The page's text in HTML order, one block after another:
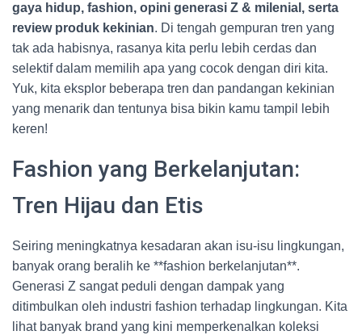
gaya hidup, fashion, opini generasi Z & milenial, serta
review produk kekinian. Di tengah gempuran tren yang
tak ada habisnya, rasanya kita perlu lebih cerdas dan
selektif dalam memilih apa yang cocok dengan diri kita.
Yuk, kita eksplor beberapa tren dan pandangan kekinian
yang menarik dan tentunya bisa bikin kamu tampil lebih
keren!
Fashion yang Berkelanjutan:
Tren Hijau dan Etis
Seiring meningkatnya kesadaran akan isu-isu lingkungan,
banyak orang beralih ke **fashion berkelanjutan**.
Generasi Z sangat peduli dengan dampak yang
ditimbulkan oleh industri fashion terhadap lingkungan. Kita
lihat banyak brand yang kini memperkenalkan koleksi